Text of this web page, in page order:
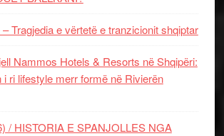
Tragjedia e vërtetë e tranzicionit shqiptar
Nammos Hotels & Resorts në Shqipëri:
i ri lifestyle merr formë në Rivierën
/ HISTORIA E SPANJOLLES NGA